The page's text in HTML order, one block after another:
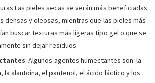
pieles secas se verán más beneficiadas
densas y oleosas, mientras que las pieles más
buscar texturas más ligeras tipo gel o que se
sin dejar residuos.
: Algunos agentes humectantes son: la
la alantoína, el pantenol, el ácido láctico y los